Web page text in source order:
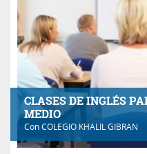
CLASES DE INGLÉS
MEDIO
ConCOLEGIO KHALIL GIBRAN